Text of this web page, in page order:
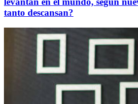
tanto descansan?